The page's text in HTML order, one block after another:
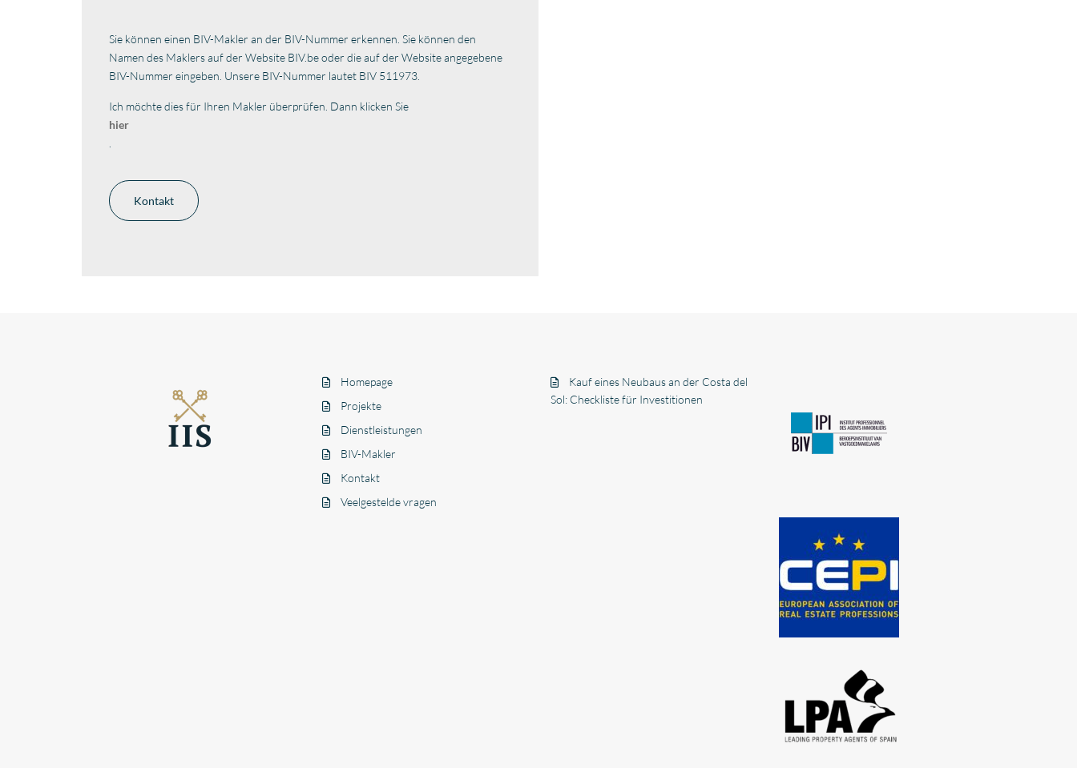
Sie können einen BIV-Makler an der BIV-Nummer erkennen. Sie können den
Namen des Maklers auf der Website BIV.be oder die auf der Website angegebene
BIV-Nummer eingeben. Unsere BIV-Nummer lautet BIV 511973.
Ich möchte dies für Ihren Makler überprüfen. Dann klicken Sie
hier
Kontakt
Homepage
Projekte
Dienstleistungen
BIV-Makler
Kontakt
Veelgestelde vragen
Kauf eines Neubaus an der Costa del
Sol: Checkliste für Investitionen